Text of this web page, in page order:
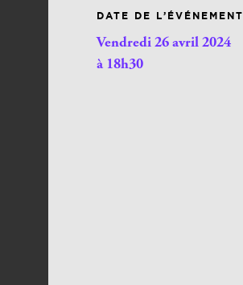
DATE DE L’ÉVÉNEMENT
Vendredi 26 avril 2024
à 18h30